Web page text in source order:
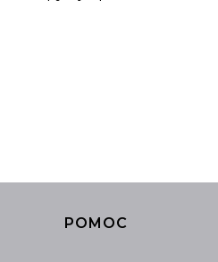
Linki w stopce
POMOC